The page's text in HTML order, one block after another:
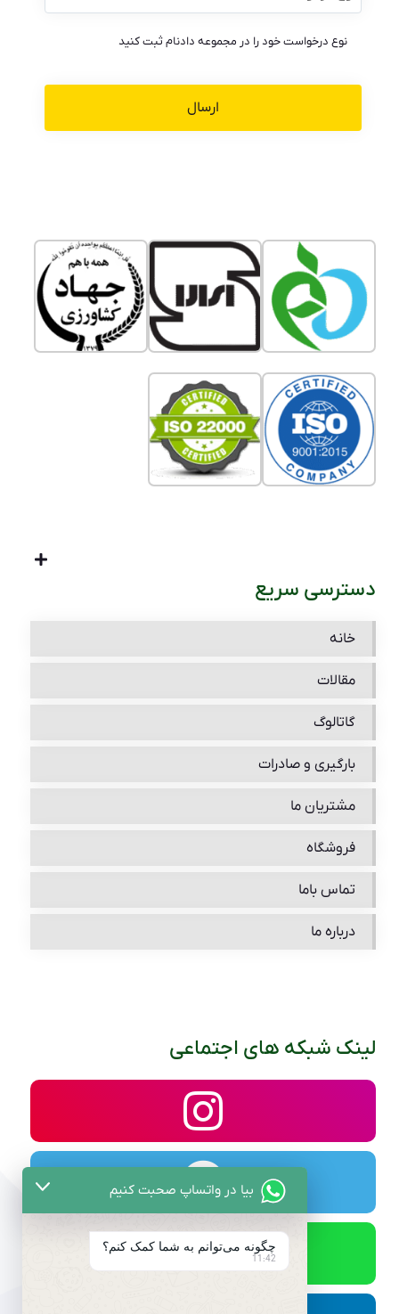
نوع درخواست خود را در مجموعه دادنام ثبت کنید
دسترسی سریع
خانه
مقالات
گاتالوگ
بارگیری و صادرات
مشتریان ما
فروشگاه
تماس باما
درباره ما
لینک شبکه های اجتماعی
بیا در واتساپ صحبت کنیم
چگونه می‌توانم به شما کمک کنم؟
11:42